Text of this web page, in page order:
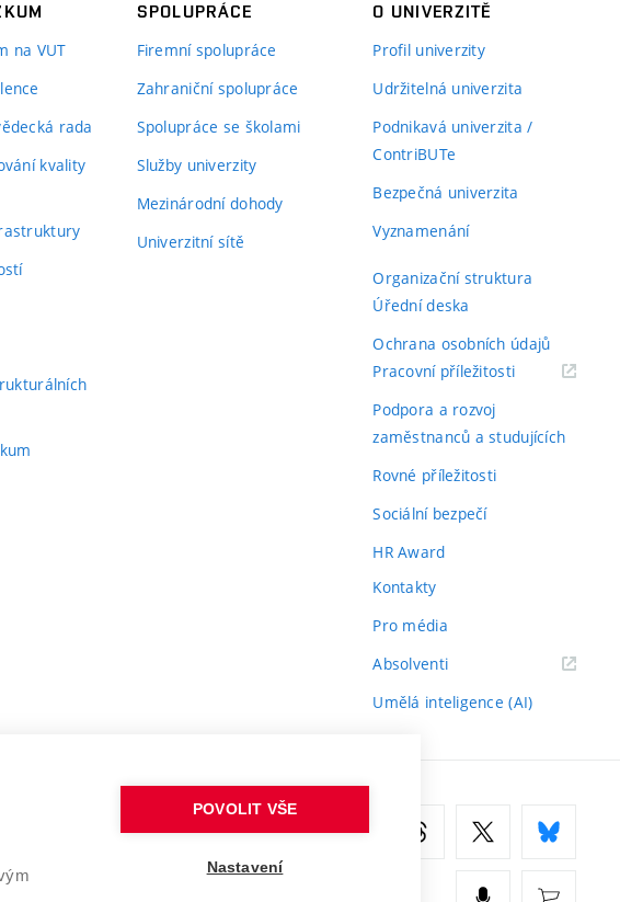
na VUT
rada
kvality
SPOLUPRÁCE
Firemní spolupráce
Zahraniční spolupráce
Spolupráce se školami
Služby univerzity
Mezinárodní dohody
Univerzitní sítě
O UNIVERZITĚ
Profil univerzity
Udržitelná univerzita
Podnikavá univerzita /
ContriBUTe
Bezpečná univerzita
Vyznamenání
Organizační struktura
Úřední deska
Ochrana osobních údajů
Pracovní příležitosti(externí
Podpora a rozvoj
zaměstnanců a studujících
Rovné příležitosti
Sociální bezpečí
HR Award
Kontakty
Pro média
Absolventi(externí
Umělá inteligence (AI)
POVOLIT VŠE
Nastavení